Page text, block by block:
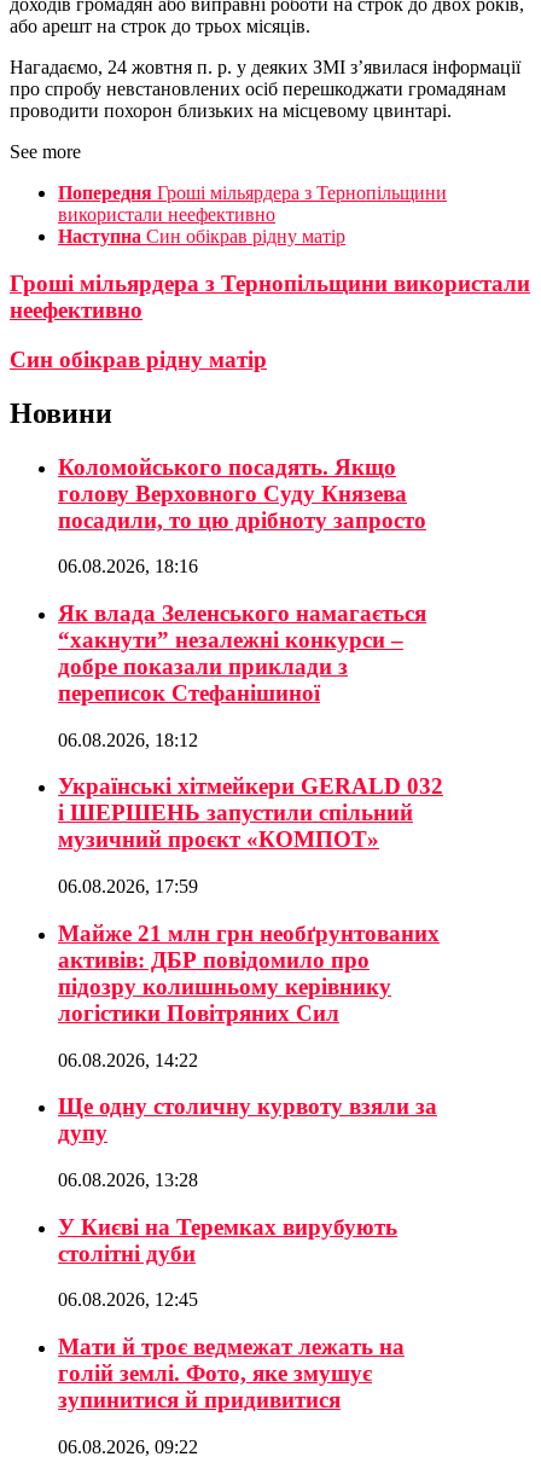
доходів громадян або виправні роботи на строк до двох років,
або арешт на строк до трьох місяців.
Нагадаємо, 24 жовтня п. р. у деяких ЗМІ з’явилася інформації
про спробу невстановлених осіб перешкоджати громадянам
проводити похорон близьких на місцевому цвинтарі.
See more
Попередня Гроші мільярдера з Тернопільщини
використали неефективно
Наступна Син обікрав рідну матір
Гроші мільярдера з Тернопільщини використали
неефективно
Син обікрав рідну матір
Новини
Коломойського посадять. Якщо
голову Верховного Суду Князева
посадили, то цю дрібноту запросто
06.08.2026, 18:16
Як влада Зеленського намагається
“хакнути” незалежні конкурси –
добре показали приклади з
переписок Стефанішиної
06.08.2026, 18:12
Українські хітмейкери GERALD 032
і ШЕРШЕНЬ запустили спільний
музичний проєкт «КОМПОТ»
06.08.2026, 17:59
Майже 21 млн грн необґрунтованих
активів: ДБР повідомило про
підозру колишньому керівнику
логістики Повітряних Сил
06.08.2026, 14:22
Ще одну столичну курвоту взяли за
дупу
06.08.2026, 13:28
У Києві на Теремках вирубують
столітні дуби
06.08.2026, 12:45
Мати й троє ведмежат лежать на
голій землі. Фото, яке змушує
зупинитися й придивитися
06.08.2026, 09:22